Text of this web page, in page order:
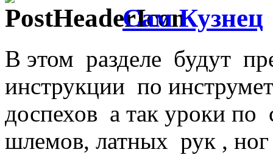
Сам Кузнец
В этом разделе будут
инструкции по
доспехов а так уроки
шлемов, латных рук , ног